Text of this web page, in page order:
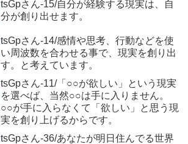
tsGpさん-15/自分が経験する現実は、自
分が創り出せます。
tsGpさん-14/感情や思考、行動などを使
い周波数を合わせる事で、現実を創り出
す。と考えています。
tsGpさん-11/「○○が欲しい」という現実
を選べば、当然○○は手に入りません。
○○が手に入らなくて「欲しい」と思う現
実を創り上げるからです。
tsGpさん-36/あなたが明日住んでる世界